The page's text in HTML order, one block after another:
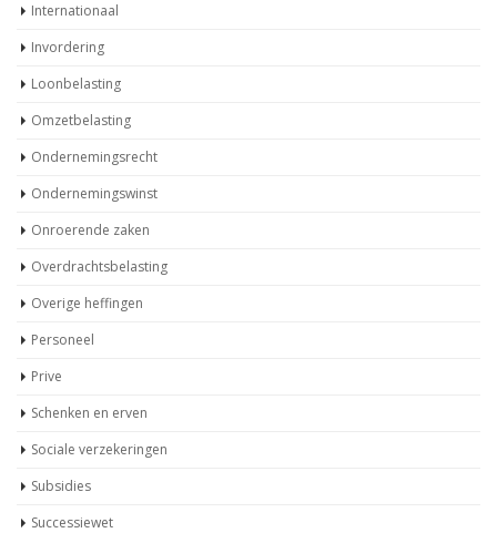
Internationaal
Invordering
Loonbelasting
Omzetbelasting
Ondernemingsrecht
Ondernemingswinst
Onroerende zaken
Overdrachtsbelasting
Overige heffingen
Personeel
Prive
Schenken en erven
Sociale verzekeringen
Subsidies
Successiewet